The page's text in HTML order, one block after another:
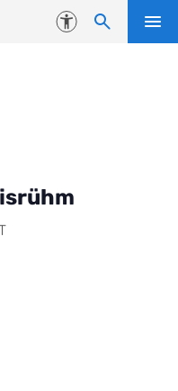
Juurdepääsetavus